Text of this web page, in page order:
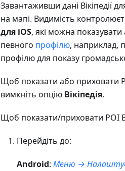
Завантаживши дані Вікіпедії
на мапі. Видимість
для iOS, які можна
певного профілю, наприклад,
профілю для показу
Щоб показати або приховати
вимкніть опцію Вікіпедія.
Щоб показати/приховати POI
Перейдіть до:
Android: Меню →